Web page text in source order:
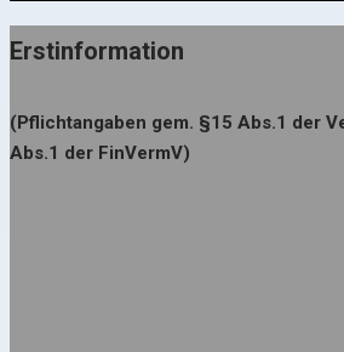
Erstinformation
(Pflichtangaben gem. §15 Abs.1 der
Abs.1 der FinVermV)